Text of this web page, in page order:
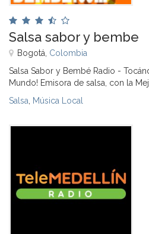
Salsa sabor y bembe
Bogotá, Colombia
Salsa Sabor y Bembé Radio -
Mundo! Emisora de salsa, con la
Salsa Música Local